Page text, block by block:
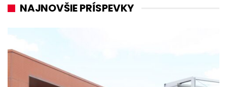
NAJNOVŠIE PRÍSPEVKY